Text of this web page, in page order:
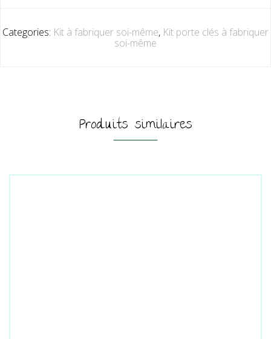
Categories: Kit à fabriquer soi-même, Kit porte clés à fabriquer
soi-même
Produits similaires